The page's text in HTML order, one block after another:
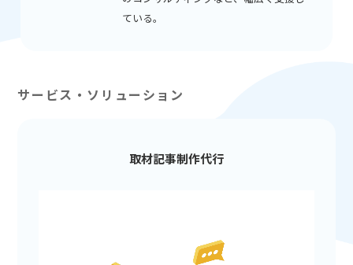
ている。
サービス・ソリューション
取材記事制作代行